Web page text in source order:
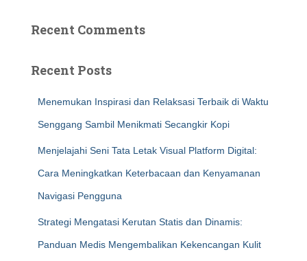
Recent Comments
Recent Posts
Menemukan Inspirasi dan Relaksasi Terbaik di Waktu
Senggang Sambil Menikmati Secangkir Kopi
Menjelajahi Seni Tata Letak Visual Platform Digital:
Cara Meningkatkan Keterbacaan dan Kenyamanan
Navigasi Pengguna
Strategi Mengatasi Kerutan Statis dan Dinamis:
Panduan Medis Mengembalikan Kekencangan Kulit